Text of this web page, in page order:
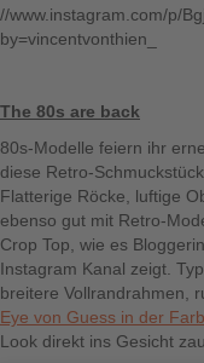
//www.instagram.com/p/
by=vincentvonthien_
The 80s are back
80s-Modelle feiern ihr
diese Retro-
Flatterige Röcke, luftige
ebenso gut mit Retro-
Crop Top, wie es
Instagram Kanal zeigt.
breitere Vollrandrahmen,
Eye von Guess in der
Look direkt ins Gesicht